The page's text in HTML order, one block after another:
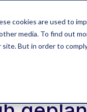
cookies are used to
media. To find out
But in order to
Lösung